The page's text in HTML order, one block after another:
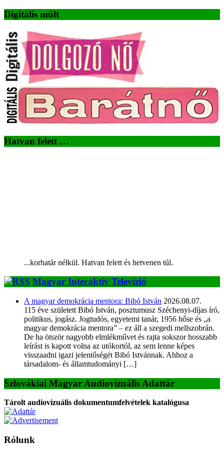
Digitális múlt
Hatvan felett …
...korhatár nélkül. Hatvan felett és hetvenen túl.
Magyar Interaktív Televízió
A magyar demokrácia mentora: Bibó István 2026.08.07.
115 éve született Bibó István, posztumusz Széchenyi-díjas író,
politikus, jogász. Jogtudós, egyetemi tanár, 1956 hőse és „a
magyar demokrácia mentora” – ez áll a szegedi mellszobrán.
De ha ötször nagyobb elmlékművet és rajta sokszor hosszabb
leírást is kapott volna az utókortól, az sem lenne képes
visszaadni igazi jelentőségét Bibó Istvánnak. Ahhoz a
társadalom- és államtudományi […]
Szlovákiai Magyar Audiovizuális Adattár
Tárolt audiovizuális dokumentumfelvételek katalógusa
Rólunk